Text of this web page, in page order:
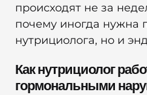
происходят не за
почему иногда нужна
нутрициолога, но и
Как нутрициолог
гормональными